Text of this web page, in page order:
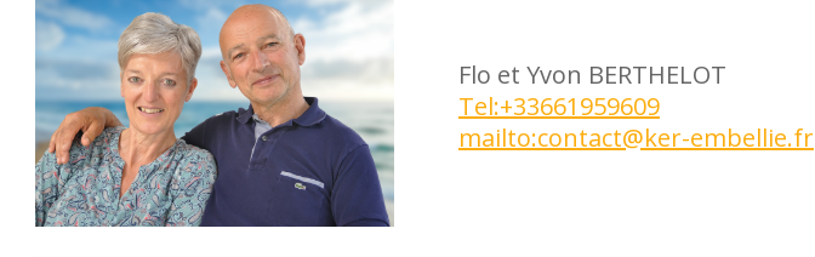
Flo et Yvon BERTHELOT
Tel:+33661959609
mailto:contact@ker-embellie.fr